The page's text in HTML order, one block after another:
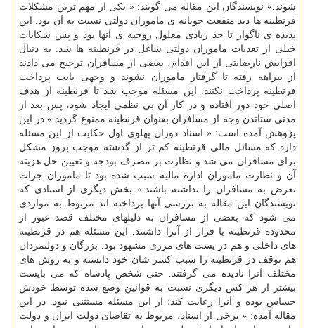
شوند.» نویسندگان این مقاله می گویند: « یكی از مهم ترین مشكلات
قرنطینه ها دید منفعت جویانه ی ماموران دولتی نسبت به آن بود. این
پدیده ی ناگوار تا حد زیادی معلول روحیه ی آنها بود و پس شكایات
خیلی از تعدیات ماموران دولتی شاغل در قرنطینه ها شد. به دنبال
افزایش نارضایتی از این اقدام، بعضی از مسافران ترجیح می دادند
از بیراهه رفته تا گرفتار ماموران نشوند و وجهی بابت پرداخت
قرنطینه پرداخت نكنند. این مسئله موجب شد تا قرنطینه از هدف
اصلی خود دور افتاده و در كار آن بی نظمی ایجاد شود، پس بعد از
مدتی ستاندن وجه از مسافران بعنوان قرنطینه ممنوع گردید.» در این
پژوهش آمده است: « اسناد دوران پهلوی اول حكایت از این مسئله
دارد كه مسائل مالی قرنطینه كم تر از گذشته موجب بروز مشكل
برای مسافران می شد و نظارت بر مصرف بودجه و تعیین حل هزینه
آن و نظارت ماموران اداره مالیه سبب شده بود تا ماموران جرات
تعرض به مسافران را نداشته باشند.» بخش دیگری از اسنادی كه
نویسندگان این مقاله به بررسی آنها پرداخته اند مربوط به مواردی
می شود كه بعضی از مسافران به دلیلهای مختلف قصد عبور از
محدوده قرنطینه یا فرار از آنرا داشتند. این مسئله هم در قرنطینه
های داخلی و هم در پست های مرزی مشهود بود. بزرگان و دولتمردان
هم توقف در قرنطینه را سبب كسر شان خود دانسته و به روش های
مختلف آنرا نادیده می گرفتند. حتی شخص پادشاه كه می بایست
بیشتر از هر كس دیگری نسبت به قوانین وضع شده توسط خودش
حساس بوده و آنرا رعایت كند؛ از این مسئله مستثنی نبود. در این
مقاله آمده: « برخی از اسناد، مربوط به تقاضای دولت ایران و دولت